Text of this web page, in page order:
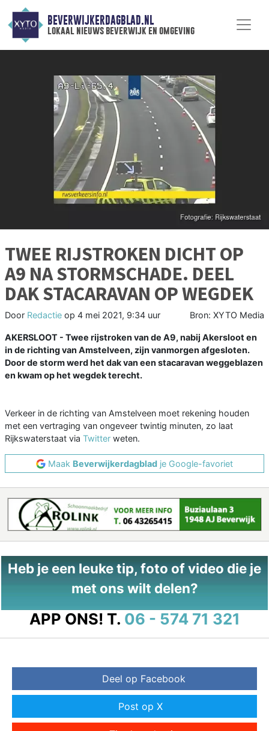
BEVERWIJKERDAGBLAD.NL
lokaal nieuws beverwijk en omgeving
TWEE RIJSTROKEN DICHT OP
A9 NA STORMSCHADE. DEEL
DAK STACARAVAN OP WEGDEK
Door Redactie op 4 mei 2021, 9:34 uur Bron: XYTO Media
AKERSLOOT - Twee rijstroken van de A9, nabij Akersloot en
in de richting van Amstelveen, zijn vanmorgen afgesloten.
Door de storm werd het dak van een stacaravan weggeblazen
en kwam op het wegdek terecht.
Verkeer in de richting van Amstelveen moet rekening houden
met een vertraging van ongeveer twintig minuten, zo laat
Rijkswaterstaat via Twitter weten.
Maak Beverwijkerdagblad je Google-favoriet
Heb je een leuke tip, foto of video die je
met ons wilt delen?
APP ONS! T. 06 - 574 71 321
Deel op Facebook
Post op X